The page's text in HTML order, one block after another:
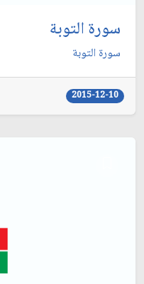
سورة التوبة
سورة التوبة
2015-12-10